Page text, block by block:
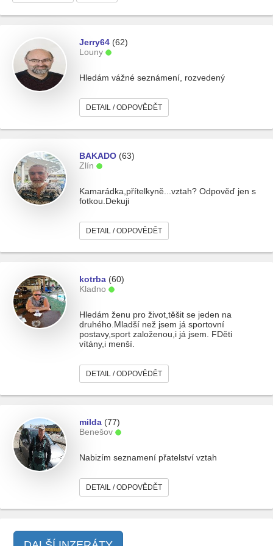
Jerry64 (62)
Louny
Hledám vážné seznámení, rozvedený
DETAIL / ODPOVĚDĚT
BAKADO (63)
Zlín
Kamarádka,přítelkyně...vztah? Odpověď jen s
fotkou.Dekuji
DETAIL / ODPOVĚDĚT
kotrba (60)
Kladno
Hledám ženu pro život,těšit se jeden na
druhého.Mladší než jsem já sportovní
postavy,sport založenou,i já jsem. FDěti
vítány,i menší.
DETAIL / ODPOVĚDĚT
milda (77)
Benešov
Nabizím seznamení přatelství vztah
DETAIL / ODPOVĚDĚT